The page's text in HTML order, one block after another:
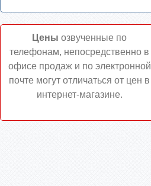
Цены озвученные по
телефонам, непосредственно в
офисе продаж и по электронной
почте могут отличаться от цен в
интернет-магазине.